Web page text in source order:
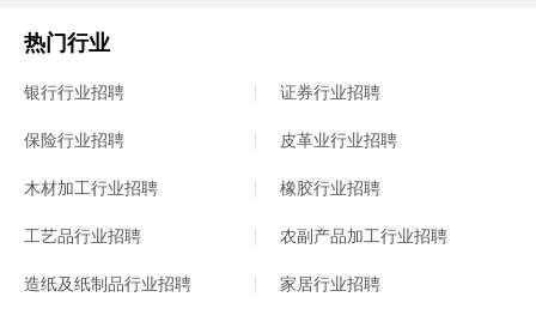
热门行业
银行行业招聘 证券行业招聘
保险行业招聘 皮革业行业招聘
木材加工行业招聘 橡胶行业招聘
工艺品行业招聘 农副产品加工行业招聘
造纸及纸制品行业招聘 家居行业招聘